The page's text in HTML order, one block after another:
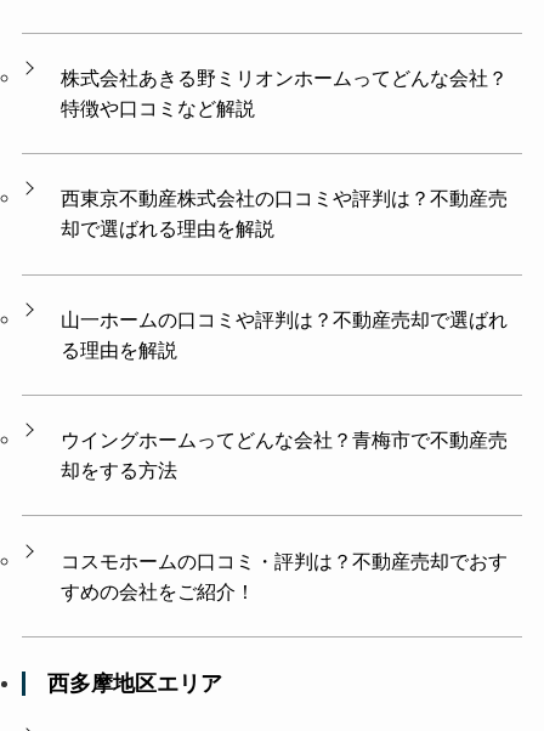
株式会社あきる野ミリオンホームってどんな会社？
特徴や口コミなど解説
西東京不動産株式会社の口コミや評判は？不動産売
却で選ばれる理由を解説
山一ホームの口コミや評判は？不動産売却で選ばれ
る理由を解説
ウイングホームってどんな会社？青梅市で不動産売
却をする方法
コスモホームの口コミ・評判は？不動産売却でおす
すめの会社をご紹介！
西多摩地区エリア